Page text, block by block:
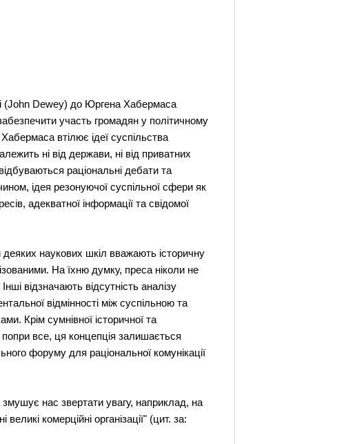
(John Dewey) до Юргена Хабермаса
участь громадян у політичному
втілює ідеї суспільства
ні від держави, ні від приватних
раціональні дебати та
ідея резонуючої суспільної сфери як
адекватної інформації та свідомої
наукових шкіл вважають історичну
На їхню думку, преса ніколи не
відзначають відсутність аналізу
відмінності між суспільною та
Крім сумнівної історичної та
попри все, ця концепція залишається
форуму для раціональної комунікації
змушує нас звертати увагу, наприклад, на
комерційні організації" (цит. за: